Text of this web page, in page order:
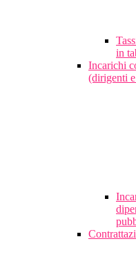
in
Incarichi
(dirigenti